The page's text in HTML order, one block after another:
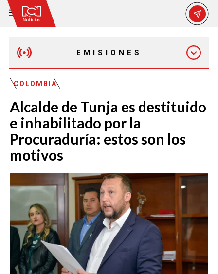
EMISIONES
EMISIÓN 12:30 PM
EMISIÓN 7:00 PM
EMISIÓN 11:30 PM
COLOMBIA
Alcalde de Tunja es destituido
e inhabilitado por la
Procuraduría: estos son los
motivos